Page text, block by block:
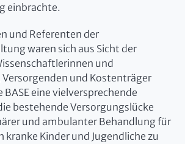
einbrachte.
und Referenten der
waren sich aus Sicht der
und
und Kostenträger
BASE eine vielversprechende
bestehende Versorgungslücke
und ambulanter Behandlung für
kranke Kinder und Jugendliche zu